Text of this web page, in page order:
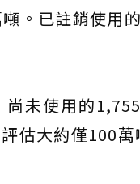
。已註銷使用
未使用的
估大約僅100